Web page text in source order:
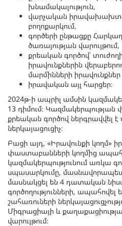
խնամակալություն,
վարչական
բողոքարկում,
գործերի ընթացքը
ծառայության վարույթում,
քրեական գործով՝
իրավունքներին
մարմինների
իրավական այլ հարցեր։
2024թ-ի ապրիլ ամսին
13 դիմում։
քրեական գործով ներգրավվել
ներկայացուցիչ։
Բացի այդ, «Իրավունքի
փաստաբանների կողմից
կազմակերպությունում առկա
սպասարկումը,
մասնակցել են 4 դատական
գործողությունների,
շահառուների
Միգրացիայի և
վարույթում։